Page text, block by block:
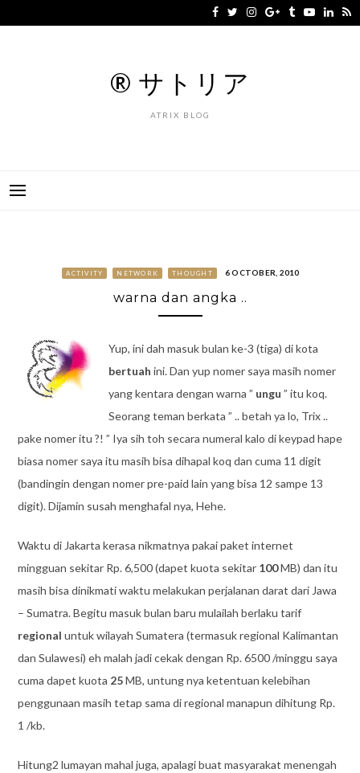
to
® サトリア
ATRIX BLOG
ACTIVITY NETWORK THOUGHT 6 OCTOBER, 2010
warna dan angka ..
Yup, ini dah masuk bulan ke-3 (tiga) di kota
bertuah ini. Dan yup nomer saya masih nomer
yang kentara dengan warna ” ungu ” itu koq.
Seorang teman berkata ” .. betah ya lo, Trix ..
pake nomer itu ?! ” Iya sih toh secara numeral kalo di keypad hape
biasa nomer saya itu masih bisa dihapal koq dan cuma 11 digit
(bandingin dengan nomer pre-paid lain yang bisa 12 sampe 13
digit). Dijamin susah menghafal nya, Hehe.
Waktu di Jakarta kerasa nikmatnya pakai paket internet
mingguan sekitar Rp. 6,500 (dapet kuota sekitar 100MB) dan itu
masih bisa dinikmati waktu melakukan perjalanan darat dari Jawa
– Sumatra. Begitu masuk bulan baru mulailah berlaku tarif
regional untuk wilayah Sumatera (termasuk regional Kalimantan
dan Sulawesi) eh malah jadi cekak dengan Rp. 6500 /minggu saya
cuma dapet kuota 25MB, untung nya ketentuan kelebihan
penggunaan masih tetap sama di regional manapun dihitung Rp.
1 /kb.
Hitung2 lumayan mahal juga, apalagi buat masyarakat menengah